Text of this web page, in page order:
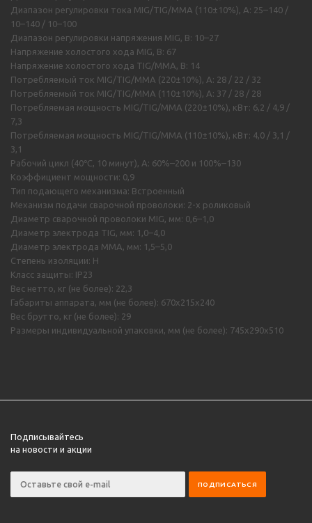
Диапазон регулировки тока MIG/TIG/MMA (110±10%), А: 25–140 /
10–140 / 10–100
Диапазон регулировки напряжения MIG, В: 10–27
Напряжение холостого хода MIG, В: 67
Напряжение холостого хода TIG/MMA, В: 14
Потребляемый ток MIG/TIG/MMA (220±10%), А: 28 / 22 / 32
Потребляемый ток MIG/TIG/MMA (110±10%), А: 37 / 28 / 28
Потребляемая мощность MIG/TIG/MMA (220±10%), кВт: 6,2 / 4,9 /
7,3
Потребляемая мощность MIG/TIG/MMA (110±10%), кВт: 4,0 / 3,1 /
3,1
Рабочий цикл (40℃, 10 минут), А: 60%–200 и 100%–130
Коэффициент мощности: 0,9
Тип подающего механизма: Встроенный
Механизм подачи сварочной проволоки: 2-х роликовый
Диаметр сварочной проволоки MIG, мм: 0,6–1,0
Диаметр электрода TIG, мм: 1,0–4,0
Диаметр электрода MMA, мм: 1,5–5,0
Степень изоляции: H
Класс защиты: IP23
Вес нетто, кг (не более): 22,3
Габариты аппарата, мм (не более): 670х215х240
Вес брутто, кг (не более): 29
Размеры индивидуальной упаковки, мм (не более): 745х290х510
Подписывайтесь
на новости и акции